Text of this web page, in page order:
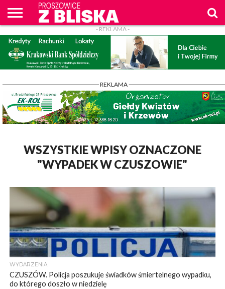
O
NAS
WIADOMOŚCI
ZAPYTAM
WPROST
CENNIK
REKLAM
PROSZOWICE
Z BLISKA
KONTAKT
- REKLAMA -
- REKLAMA -
WSZYSTKIE WPISY OZNACZONE
"WYPADEK W CZUSZOWIE"
WYDARZENIA
CZUSZÓW. Policja poszukuje świadków śmiertelnego wypadku,
do którego doszło w niedzielę